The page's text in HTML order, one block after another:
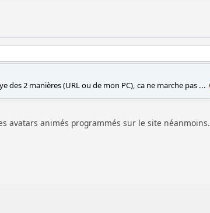
des 2 manières (URL ou de mon PC), ca ne marche pas ...
avatars animés programmés sur le site néanmoins.